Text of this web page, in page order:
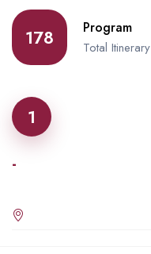
178 Program
Total Itinerary
1
-